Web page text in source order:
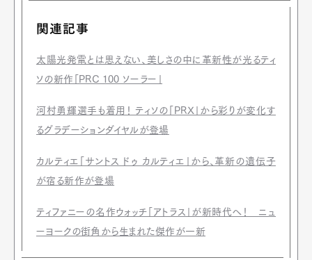
関連記事
太陽光発電とは思えない、美しさの中に革新性が光るティ
ソの新作「PRC 100 ソーラー」
河村勇輝選手も着用！ ティソの「PRX」から彩りが変化す
るグラデーションダイヤルが登場
カルティエ「サントス ドゥ カルティエ」から、革新の遺伝子
が宿る新作が登場
ティファニーの名作ウォッチ「アトラス」が新時代へ！ ニュ
ーヨークの街角から生まれた傑作が一新